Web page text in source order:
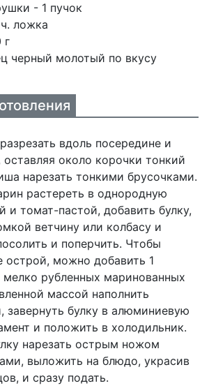
- 1 пучок
ложка
г
черный молотый по вкусу
вдоль посередине и
около корочки тонкий
нарезать тонкими брусочками.
растереть в однородную
и томат-пастой, добавить булку,
ветчину или колбасу и
и поперчить. Чтобы
острой, можно добавить 1
рубленных маринованных
массой наполнить
завернуть булку в алюминиевую
и положить в холодильник.
нарезать острым ножом
выложить на блюдо, украсив
и сразу подать.